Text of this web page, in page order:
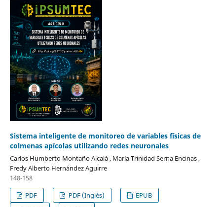
Sistema inteligente de monitoreo de variables físicas de
colmenas apícolas utilizando redes neuronales
Carlos Humberto Montaño Alcalá , María Trinidad Serna Encinas ,
Fredy Alberto Hernández Aguirre
148-158
PDF
PDF (Inglés)
EPUB